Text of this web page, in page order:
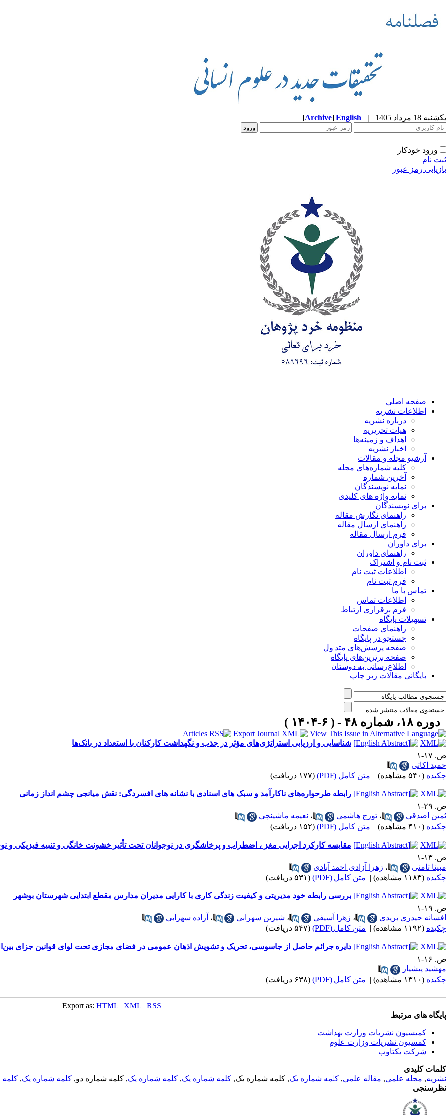
یکشنبه 18 مرداد 1405 |
English
[Archive]
ورود خودکار
ثبت نام
بازیابی رمز عبور
صفحه اصلی
اطلاعات نشریه
درباره نشریه
هیات تحریریه
اهداف و زمینه‌ها
اخبار نشریه
آرشیو مجله و مقالات
کلیه شماره‌های مجله
آخرین شماره
نمایه نویسندگان
نمایه واژه های کلیدی
برای نویسندگان
راهنمای نگارش مقاله
راهنمای ارسال مقاله
فرم ارسال مقاله
برای داوران
راهنمای داوران
ثبت نام و اشتراک
اطلاعات ثبت نام
فرم ثبت نام
تماس با ما
اطلاعات تماس
فرم برقراری ارتباط
تسهیلات پایگاه
راهنمای صفحات
جستجو در پایگاه
صفحه پرسش‌های متداول
صفحه برترین‌های پایگاه
اطلاع‌رسانی به دوستان
بایگانی مقالات زیر چاپ
دوره ۱۸، شماره ۴۸ - ( ۶-۱۴۰۴ )
شناسایی و ارزیابی استراتژی‌های مؤثر در جذب و نگهداشت کارکنان با استعداد در بانک‌ها
ص. ۱۷-۱
حمید اکاتی
چکیده (۵۴۰ مشاهده) | متن کامل (PDF) (۱۷۷ دریافت)
رابطه طرحواره‌های ناکارآمد و سبک های اسنادی با نشانه های افسردگی: نقش میانجی چشم انداز زمانی
ص. ۲۹-۱
ثمین اصدقی
، تورج هاشمی ، نعیمه ماشینچی
چکیده (۴۱۰ مشاهده) | متن کامل (PDF) (۱۵۲ دریافت)
مقایسه کارکرد اجرایی مغز ، اضطراب و پرخاشگری در نوجوانان تحت تأثیر خشونت خانگی و تنبیه فیزیکی و
ص. ۱۳-۱
مبینا ثامنی
، زهرا آزادی احمد آبادی
چکیده (۱۱۸۳ مشاهده) | متن کامل (PDF) (۵۳۱ دریافت)
بررسی رابطه خود مدیریتی و کیفیت زندگی کاری با کارایی مدیران مدارس مقطع ابتدایی شهرستان بوشهر
ص. ۱۹-۱
افسانه حیدری بریدی
، زهرا آسیفی ، شیرین سهرابی ، آزاده سهرابی
چکیده (۱۱۹۲ مشاهده) | متن کامل (PDF) (۵۴۷ دریافت)
دایره جرائم حاصل از جاسوسی، تحریک و تشویش اذهان عمومی در فضای مجازی تحت لوای قوانین جزای
ص. ۱۶-۱
مهشید پیشیار
چکیده (۱۳۱۰ مشاهده) | متن کامل (PDF) (۶۳۸ دریافت)
Export as: HTML| XML| RSS
پایگاه های مرتبط
کمیسیون نشریات وزارت بهداشت
کمسیون نشریات وزارت علوم
شرکت یکتاوب
کلمات کلیدی
نشریه, مجله علمی, مقاله علمی, کلمه شماره یک, کلمه شماره یک, کلمه شماره یک, کلمه شماره یک, کلمه شماره دو, کلمه شماره یک, کلمه
نظرسنجی